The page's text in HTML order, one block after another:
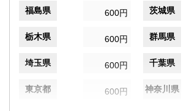
福島県 600円 茨城県
栃木県 600円 群馬県
埼玉県 600円 千葉県
東京都 600円 神奈川県